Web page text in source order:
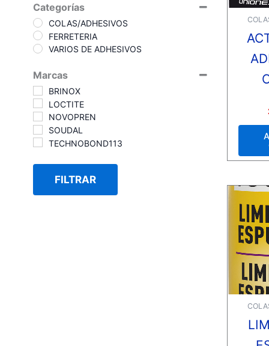
Categorías
COLAS/ADHESIVOS
FERRETERIA
VARIOS DE ADHESIVOS
Marcas
BRINOX
LOCTITE
NOVOPREN
SOUDAL
TECHNOBOND113
FILTRAR
0